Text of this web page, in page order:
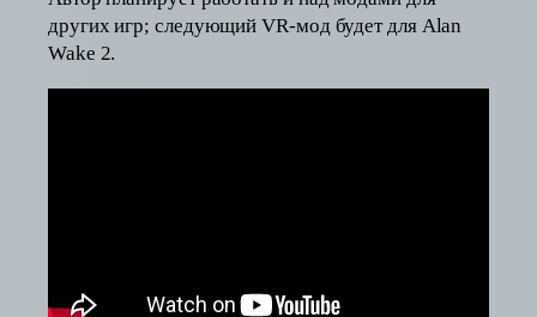
других игр; следующий VR-мод будет для Alan
Wake 2.